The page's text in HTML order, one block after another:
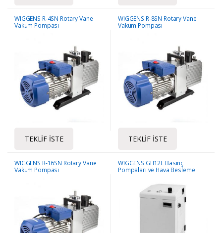
WIGGENS R-4SN Rotary Vane
Vakum Pompası
TEKLIF İSTE
WIGGENS R-8SN Rotary Vane
Vakum Pompası
TEKLIF İSTE
WIGGENS R-16SN Rotary Vane
Vakum Pompası
WIGGENS GH12L Basınç
Pompaları ve Hava Besleme